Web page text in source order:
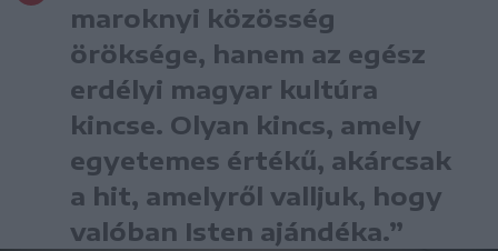
maroknyi közösség
öröksége, hanem az egész
erdélyi magyar kultúra
kincse. Olyan kincs, amely
egyetemes értékű, akárcsak
a hit, amelyről valljuk, hogy
valóban Isten ajándéka.”